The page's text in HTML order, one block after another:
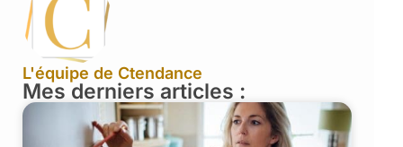
L'équipe de Ctendance
Mes derniers articles :